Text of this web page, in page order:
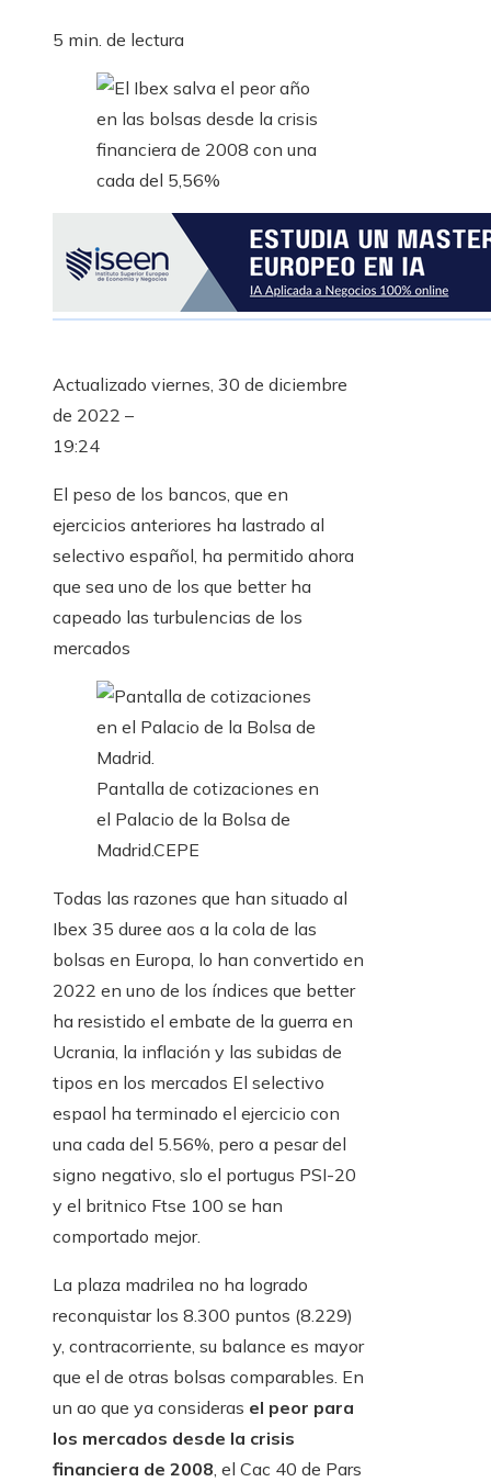
5 min. de lectura
Actualizado viernes, 30 de diciembre
de 2022 –
19:24
El peso de los bancos, que en
ejercicios anteriores ha lastrado al
selectivo español, ha permitido ahora
que sea uno de los que better ha
capeado las turbulencias de los
mercados
Pantalla de cotizaciones en
el Palacio de la Bolsa de
Madrid.CEPE
Todas las razones que han situado al
Ibex 35 duree aos a la cola de las
bolsas en Europa, lo han convertido en
2022 en uno de los índices que better
ha resistido el embate de la guerra en
Ucrania, la inflación y las subidas de
tipos en los mercados El selectivo
espaol ha terminado el ejercicio con
una cada del 5.56%, pero a pesar del
signo negativo, slo el portugus PSI-20
y el britnico Ftse 100 se han
comportado mejor.
La plaza madrilea no ha logrado
reconquistar los 8.300 puntos (8.229)
y, contracorriente, su balance es mayor
que el de otras bolsas comparables. En
un ao que ya consideras el peor para
los mercados desde la crisis
financiera de 2008, el Cac 40 de Pars